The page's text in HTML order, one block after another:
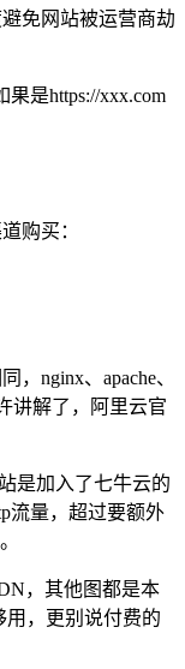
免网站被运营商劫
是https://xxx.com
购买：
nginx、apache、
讲解了，阿里云官
是加入了七牛云的
流量，超过要额外
，其他图都是本
用，更别说付费的